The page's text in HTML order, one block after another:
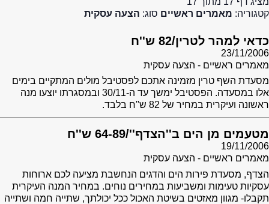
קטגוריה: מאמרים ראשיים סוג: הצעה עסקית
כדאי למהר לטרין/82 ש''ח
23/11/2006
מאמרים ראשיים - הצעה עסקית
מסעדת השף טרין מזמינה אתכם לפסטיבל מולים המתקיים בימים
אלו במסעדה. הפסטיבל ימשך עד ה-30/11 ובמסגרתו יוצעו מנה
ראשונה ועיקרית במחיר של 82 ש''ח בלבד.
מטעמים מן הים ב''הצדף''/64-89 ש''ח
19/11/2006
מאמרים ראשיים - הצעה עסקית
הצדף, מסעדת פירות הים והדגים הנחשבת מציעה לכם ארוחות
עסקיות טעימות ומשביעות במחירים נוחים. במחיר המנה העיקרית
תקבלו- מגוון מאזטים בשיטת האכול ככל יכולתך, שתייה חמה ושתייה